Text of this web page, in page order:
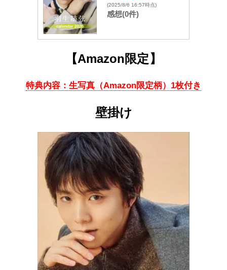
(2025/8/6 16:57時点)
感想(0件)
【Amazon限定 】
特典内容：生写真（Amazon限定柄）1枚付き
壁掛け